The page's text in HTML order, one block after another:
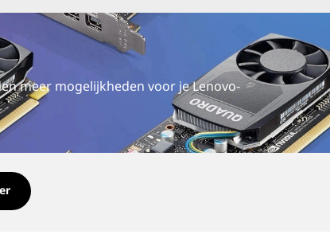
meer mogelijkheden voor je Lenovo-